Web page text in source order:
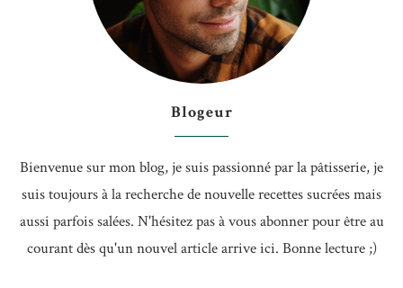
Blogeur
Bienvenue sur mon blog, je suis passionné par la pâtisserie, je
suis toujours à la recherche de nouvelle recettes sucrées mais
aussi parfois salées. N'hésitez pas à vous abonner pour être au
courant dès qu'un nouvel article arrive ici. Bonne lecture ;)